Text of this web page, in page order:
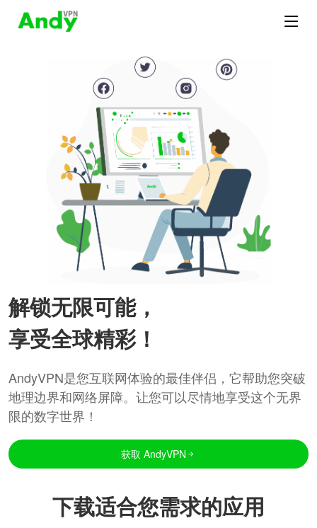
解锁无限可能，
享受全球精彩！
AndyVPN是您互联网体验的最佳伴侣，它帮助您突破
地理边界和网络屏障。让您可以尽情地享受这个无界
限的数字世界！
获取 AndyVPN
下载适合您需求的应用